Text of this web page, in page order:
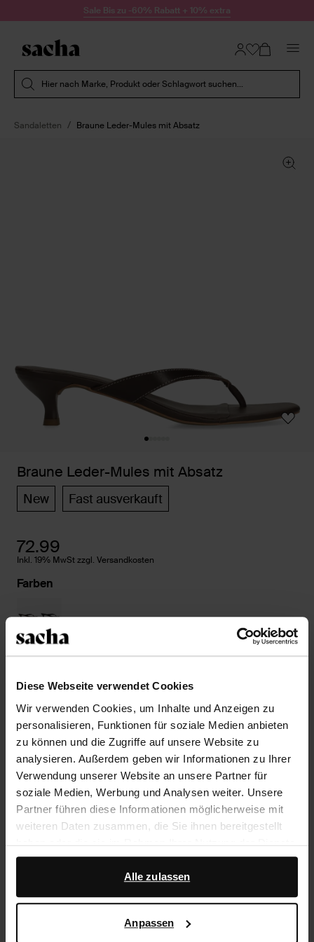
Diese Webseite verwendet Cookies
Wir verwenden Cookies, um Inhalte und Anzeigen zu
personalisieren, Funktionen für soziale Medien anbieten
zu können und die Zugriffe auf unsere Website zu
analysieren. Außerdem geben wir Informationen zu Ihrer
Verwendung unserer Website an unsere Partner für
soziale Medien, Werbung und Analysen weiter. Unsere
Partner führen diese Informationen möglicherweise mit
weiteren Daten zusammen, die Sie ihnen bereitgestellt
haben oder die sie im Rahmen Ihrer Nutzung der Dienste
gesammelt haben.
Darüber hinaus arbeiten wir mit Google zu Werbe- und
darüber, wie Google Ihre personenbezogenen Daten
Alle zulassen
Anpassen
Zum Inhalt springenSale Bis zu -60% Rabatt + 10% extra
Hier nach Marke, Produkt oder Schlagwort suchen...
Sandaletten Braune Leder-Mules mit Absatz
Braune Leder-Mules mit Absatz
New Fast ausverkauft
72.99
Inkl. 19% MwSt zzgl. Versandkosten
Farben
Größe auswählen
Trusted Shop-Gütesiegel
Rechnungskauf
14 Tage Bedenkzeit
Produktbeschreibung
Braune Leder-Mules mit Absatz der Marke Sacha. Die
Zehensandalen haben weiße Sticknähte und einen 5
cm hohen Kitten Heel. Sowohl die Innen- als auch die
Produktdetails